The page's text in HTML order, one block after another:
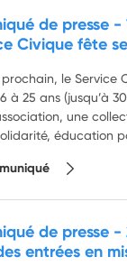
de presse-
Civique fête
prochain, le Service
à 25 ans (jusqu’à
une
éducation
de presse-
entrées en